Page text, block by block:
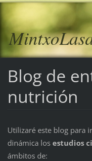
Blog de
nutrición
Utilizaré este blog para
dinámica losestudios
ámbitos de: